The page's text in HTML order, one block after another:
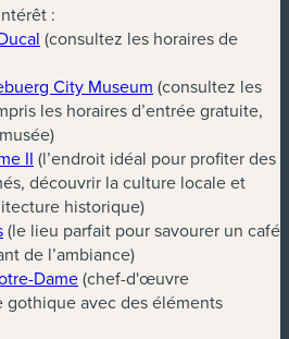
:
(consultez les horaires de
City Museum (consultez les
les horaires d’entrée gratuite,
II (l’endroit idéal pour profiter des
découvrir la culture locale et
historique)
(le lieu parfait pour savourer un café
de l’ambiance)
Dame(chef-d'œuvre
gothique avec des éléments